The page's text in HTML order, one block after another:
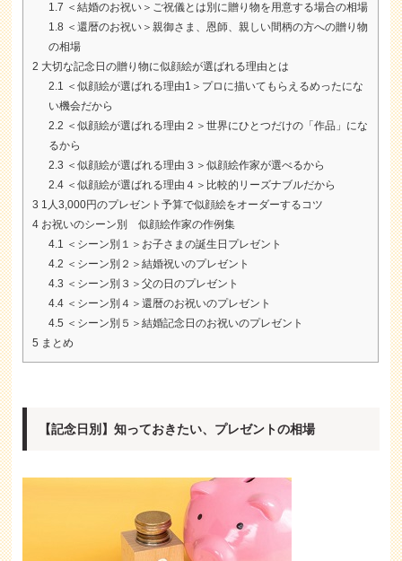
1.7 ＜結婚のお祝い＞ご祝儀とは別に贈り物を用意する場合の相場
1.8 ＜還暦のお祝い＞親御さま、恩師、親しい間柄の方への贈り物
の相場
2 大切な記念日の贈り物に似顔絵が選ばれる理由とは
2.1 ＜似顔絵が選ばれる理由1＞プロに描いてもらえるめったにな
い機会だから
2.2 ＜似顔絵が選ばれる理由２＞世界にひとつだけの「作品」にな
るから
2.3 ＜似顔絵が選ばれる理由３＞似顔絵作家が選べるから
2.4 ＜似顔絵が選ばれる理由４＞比較的リーズナブルだから
3 1人3,000円のプレゼント予算で似顔絵をオーダーするコツ
4 お祝いのシーン別 似顔絵作家の作例集
4.1 ＜シーン別１＞お子さまの誕生日プレゼント
4.2 ＜シーン別２＞結婚祝いのプレゼント
4.3 ＜シーン別３＞父の日のプレゼント
4.4 ＜シーン別４＞還暦のお祝いのプレゼント
4.5 ＜シーン別５＞結婚記念日のお祝いのプレゼント
5 まとめ
【記念日別】知っておきたい、プレゼントの相場